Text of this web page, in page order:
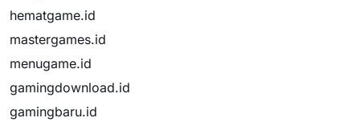
hematgame.id
mastergames.id
menugame.id
gamingdownload.id
gamingbaru.id